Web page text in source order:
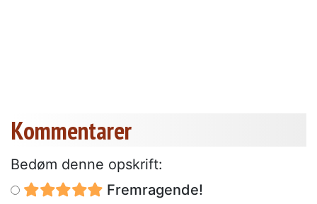
Kommentarer
Bedøm denne opskrift:
Fremragende!